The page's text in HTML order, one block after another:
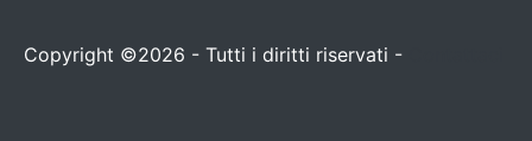
Copyright ©2026 - Tutti i diritti riservati -